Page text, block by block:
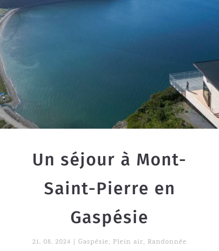
Un séjour à Mont-
Saint-Pierre en
Gaspésie
21. 08. 2024 Gaspésie, Plein air, Randonnée